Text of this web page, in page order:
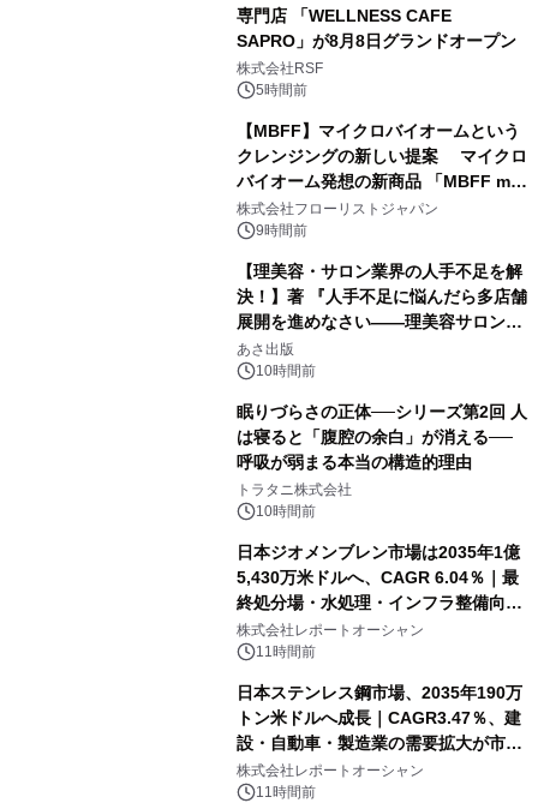
専門店 「WELLNESS CAFE
SAPRO」が8月8日グランドオープン
株式会社RSF
5時間前
【MBFF】マイクロバイオームという
クレンジングの新しい提案 マイクロ
バイオーム発想の新商品 「MBFF mb
クレンジングPRO」を2026年8月6日
発売
株式会社フローリストジャパン
9時間前
【理美容・サロン業界の人手不足を解
決！】著 『人手不足に悩んだら多店舗
展開を進めなさい――理美容サロン
「多店舗展開」の教科書』2026年8月
24日（月）発売
あさ出版
10時間前
眠りづらさの正体──シリーズ第2回 人
は寝ると「腹腔の余白」が消える──
呼吸が弱まる本当の構造的理由
トラタニ株式会社
10時間前
日本ジオメンブレン市場は2035年1億
5,430万米ドルへ、CAGR 6.04％｜最
終処分場・水処理・インフラ整備向け
需要拡大
株式会社レポートオーシャン
11時間前
日本ステンレス鋼市場、2035年190万
トン米ドルへ成長｜CAGR3.47％、建
設・自動車・製造業の需要拡大が市場
を牽引
株式会社レポートオーシャン
11時間前